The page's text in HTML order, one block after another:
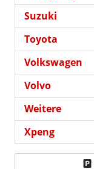
Suzuki
Toyota
Volkswagen
Volvo
Weitere
Xpeng